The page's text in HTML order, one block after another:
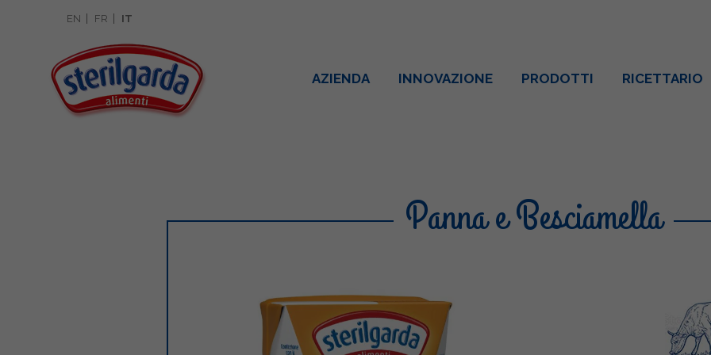
EN FR IT
AZIENDA INNOVAZIONE PRODOTTI RICETTARIO
Panna e Besciamella